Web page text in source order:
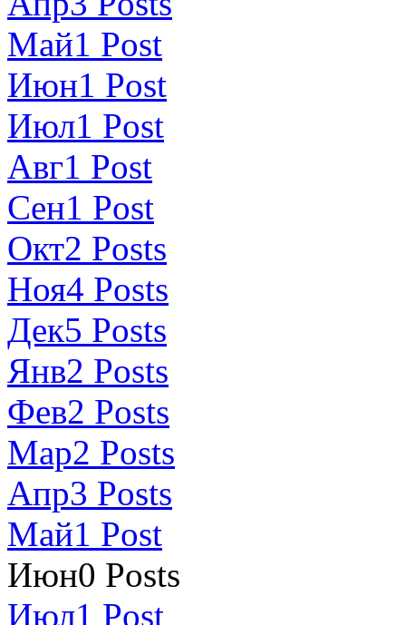
Май1 Post
Июн1 Post
Июл1 Post
Авг1 Post
Сен1 Post
Окт2 Posts
Ноя4 Posts
Дек5 Posts
Янв2 Posts
Фев2 Posts
Мар2 Posts
Апр3 Posts
Май1 Post
Июн0 Posts
Июл1 Post